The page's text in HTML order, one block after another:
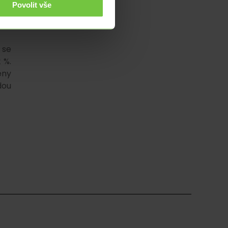
Povolit vše